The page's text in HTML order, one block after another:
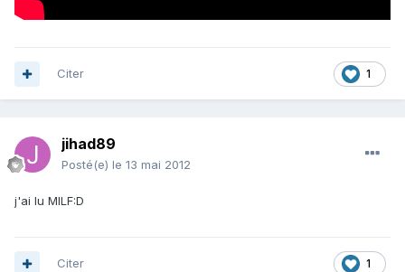
1
Citer
jihad89
Posté(e) le 13 mai 2012
j'ai lu MILF:D
1
Citer